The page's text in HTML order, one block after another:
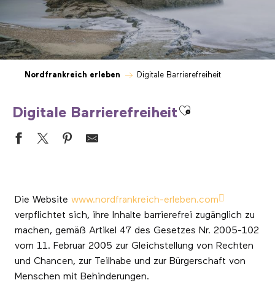
Nordfrankreich erleben Digitale Barrierefreiheit
Digitale BarrierefreiheitAjouter aux
Die Website www.nordfrankreich-erleben.com
verpflichtet sich, ihre Inhalte barrierefrei zugänglich zu
machen, gemäß Artikel 47 des Gesetzes Nr. 2005-102
vom 11. Februar 2005 zur Gleichstellung von Rechten
und Chancen, zur Teilhabe und zur Bürgerschaft von
Menschen mit Behinderungen.